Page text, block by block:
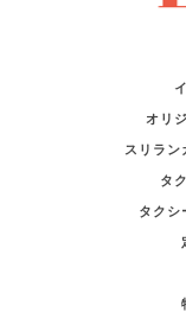
オリ
スリラン
タ
タクシ